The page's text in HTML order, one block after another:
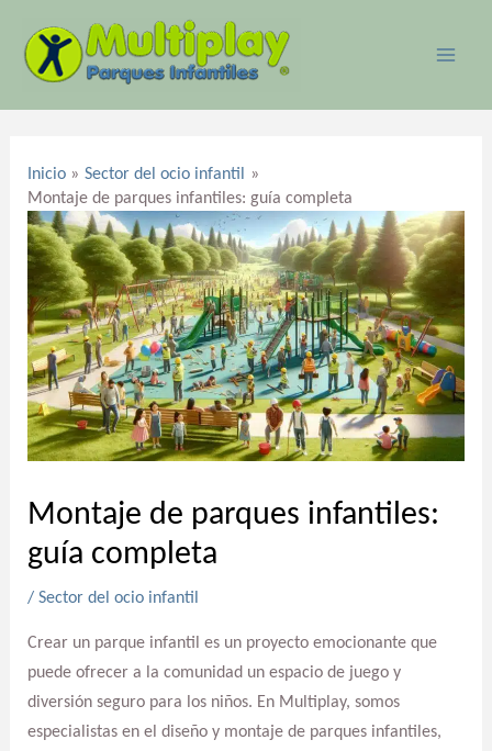
contenido
Inicio
Sector del ocio infantil
Montaje de parques infantiles: guía completa
Montaje de parques infantiles:
guía completa
/ Sector del ocio infantil
Crear un parque infantil es un proyecto emocionante que
puede ofrecer a la comunidad un espacio de juego y
diversión seguro para los niños. En Multiplay, somos
especialistas en el diseño y montaje de parques infantiles,
entradas